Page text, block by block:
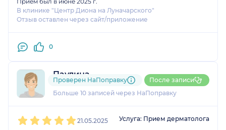
В клинике "Центр Диона на Луначарского"
Отзыв оставлен через сайт/приложение
0
Паулина
4 отзываи3 оценки
Больше 10 записей через НаПоправку
Проверен НаПоправку После записи
21.05.2025 Услуга: Прием дерматолога